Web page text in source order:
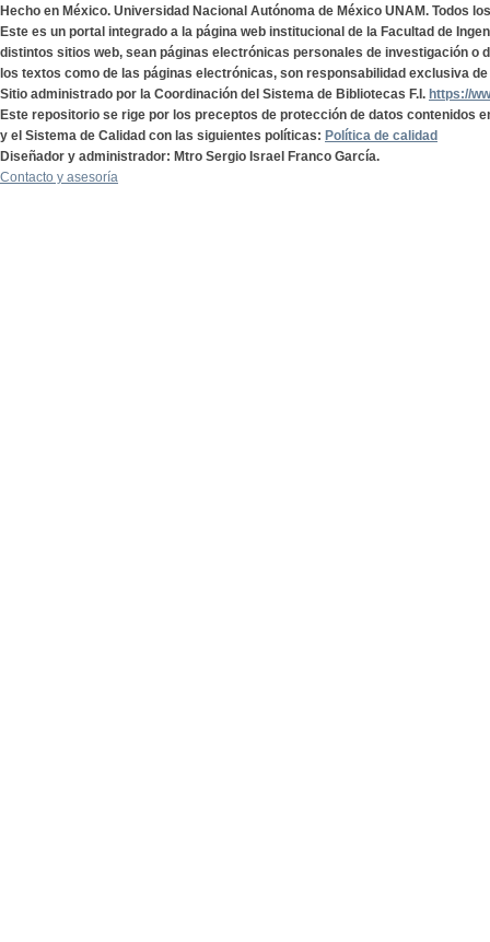
Hecho en México. Universidad Nacional Autónoma de México UNAM. Todos
Este es un portal integrado a la página web institucional de la Facultad de
distintos sitios web, sean páginas electrónicas personales de investigación o
los textos como de las páginas electrónicas, son responsabilidad exclusiva
Sitio administrado por la Coordinación del Sistema de Bibliotecas F.I. https://
Este repositorio se rige por los preceptos de protección de datos contenidos
y el Sistema de Calidad con las siguientes políticas: Política de calidad
Diseñador y administrador: Mtro Sergio Israel Franco García.
Contacto y asesoría